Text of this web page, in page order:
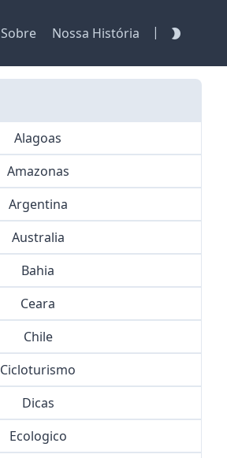
Sobre Nossa História |
Alagoas
Amazonas
Argentina
Australia
Bahia
Ceara
Chile
Cicloturismo
Dicas
Ecologico